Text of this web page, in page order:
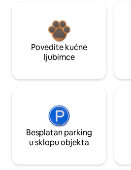
Povedite kućne
ljubimce
Besplatan parking
u sklopu objekta